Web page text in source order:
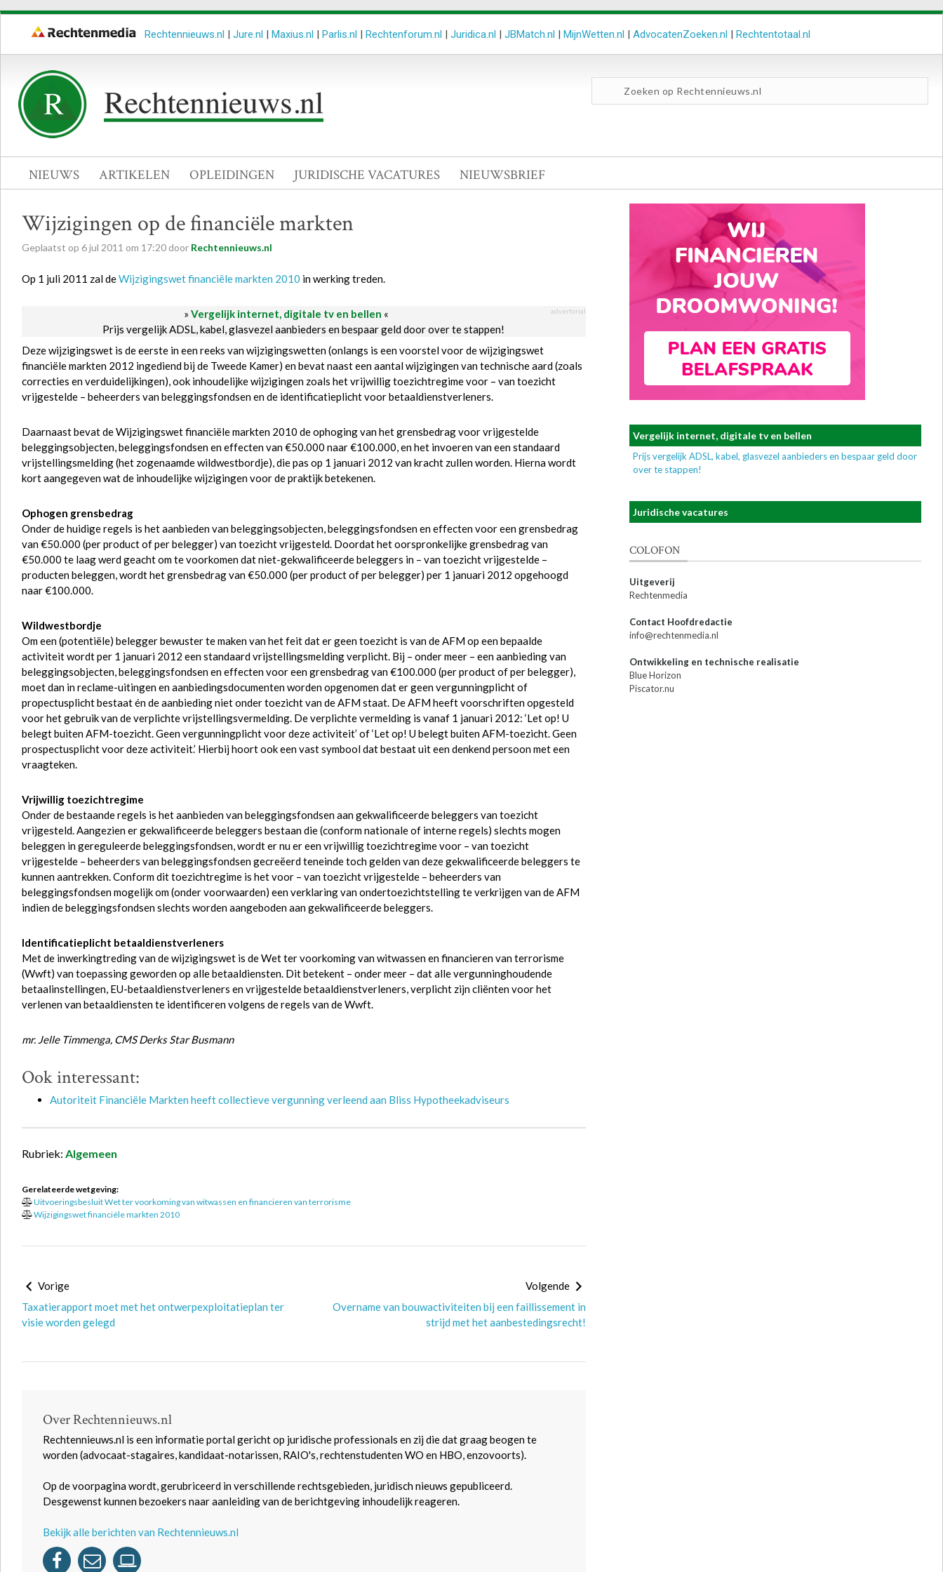
Rechtennieuws.nl | Jure.nl | Maxius.nl | Parlis.nl | Rechtenforum.nl | Juridica.nl | JBMatch.nl | MijnWetten.nl | AdvocatenZoeken.nl | Rechtentotaal.nl
NIEUWS ARTIKELEN OPLEIDINGEN JURIDISCHE VACATURES NIEUWSBRIEF
Wijzigingen op de financiële markten
Geplaatst op 6jul 2011 om 17:20 door Rechtennieuws.nl
Op 1 juli 2011 zal deWijzigingswet financiële markten 2010 in werking treden.
» Vergelijk internet, digitale tv en bellen « advertorial
Prijs vergelijk ADSL, kabel, glasvezel aanbieders en bespaar geld door over te stappen!
Deze wijzigingswet is de eerste in een reeks van wijzigingswetten (onlangs is een voorstel voor de wijzigingswet
financiële markten 2012 ingediend bij de Tweede Kamer) en bevat naast een aantal wijzigingen van technische aard (zoals
correcties en verduidelijkingen), ook inhoudelijke wijzigingen zoals het vrijwillig toezichtregime voor – van toezicht
vrijgestelde – beheerders van beleggingsfondsen en de identificatieplicht voor betaaldienstverleners.
Daarnaast bevat de Wijzigingswet financiële markten 2010 de ophoging van het grensbedrag voor vrijgestelde
beleggingsobjecten, beleggingsfondsen en effecten van €50.000 naar €100.000, en het invoeren van een standaard
vrijstellingsmelding (het zogenaamde wildwestbordje), die pas op 1 januari 2012 van kracht zullen worden. Hierna wordt
kort aangegeven wat de inhoudelijke wijzigingen voor de praktijk betekenen.
Ophogen grensbedrag
Onder de huidige regels is het aanbieden van beleggingsobjecten, beleggingsfondsen en effecten voor een grensbedrag
van €50.000 (per product of per belegger) van toezicht vrijgesteld. Doordat het oorspronkelijke grensbedrag van
€50.000 te laag werd geacht om te voorkomen dat niet-gekwalificeerde beleggers in – van toezicht vrijgestelde –
producten beleggen, wordt het grensbedrag van €50.000 (per product of per belegger) per 1 januari 2012 opgehoogd
naar €100.000.
Wildwestbordje
Om een (potentiële) belegger bewuster te maken van het feit dat er geen toezicht is van de AFM op een bepaalde
activiteit wordt per 1 januari 2012 een standaard vrijstellingsmelding verplicht. Bij – onder meer – een aanbieding van
beleggingsobjecten, beleggingsfondsen en effecten voor een grensbedrag van €100.000 (per product of per belegger),
moet dan in reclame-uitingen en aanbiedingsdocumenten worden opgenomen dat er geen vergunningplicht of
propectusplicht bestaat én de aanbieding niet onder toezicht van de AFM staat. De AFM heeft voorschriften opgesteld
voor het gebruik van de verplichte vrijstellingsvermelding. De verplichte vermelding is vanaf 1 januari 2012: ‘Let op! U
belegt buiten AFM-toezicht. Geen vergunningplicht voor deze activiteit’ of ‘Let op! U belegt buiten AFM-toezicht. Geen
prospectusplicht voor deze activiteit.’ Hierbij hoort ook een vast symbool dat bestaat uit een denkend persoon met een
vraagteken.
Vrijwillig toezichtregime
Onder de bestaande regels is het aanbieden van beleggingsfondsen aan gekwalificeerde beleggers van toezicht
vrijgesteld. Aangezien er gekwalificeerde beleggers bestaan die (conform nationale of interne regels) slechts mogen
beleggen in gereguleerde beleggingsfondsen, wordt er nu er een vrijwillig toezichtregime voor – van toezicht
vrijgestelde – beheerders van beleggingsfondsen gecreëerd teneinde toch gelden van deze gekwalificeerde beleggers te
kunnen aantrekken. Conform dit toezichtregime is het voor – van toezicht vrijgestelde – beheerders van
beleggingsfondsen mogelijk om (onder voorwaarden) een verklaring van ondertoezichtstelling te verkrijgen van de AFM
indien de beleggingsfondsen slechts worden aangeboden aan gekwalificeerde beleggers.
Identificatieplicht betaaldienstverleners
Met de inwerkingtreding van de wijzigingswet is de Wet ter voorkoming van witwassen en financieren van terrorisme
(Wwft) van toepassing geworden op alle betaaldiensten. Dit betekent – onder meer – dat alle vergunninghoudende
betaalinstellingen, EU-betaaldienstverleners en vrijgestelde betaaldienstverleners, verplicht zijn cliënten voor het
verlenen van betaaldiensten te identificeren volgens de regels van de Wwft.
mr. Jelle Timmenga, CMS Derks Star Busmann
Ook interessant:
Autoriteit Financiële Markten heeft collectieve vergunning verleend aan Bliss Hypotheekadviseurs
Rubriek: Algemeen
Gerelateerde wetgeving:
Uitvoeringsbesluit Wet ter voorkoming van witwassen en financieren van terrorisme
Wijzigingswet financiële markten 2010
Vorige
Taxatierapport moet met het ontwerpexploitatieplan ter
visie worden gelegd
Volgende
Overname van bouwactiviteiten bij een faillissement in
strijd met het aanbestedingsrecht!
Over Rechtennieuws.nl
Rechtennieuws.nl is een informatie portal gericht op juridische professionals en zij die dat graag beogen te
worden (advocaat-stagaires, kandidaat-notarissen, RAIO's, rechtenstudenten WO en HBO, enzovoorts).
Op de voorpagina wordt, gerubriceerd in verschillende rechtsgebieden, juridisch nieuws gepubliceerd.
Desgewenst kunnen bezoekers naar aanleiding van de berichtgeving inhoudelijk reageren.
Bekijk alle berichten van Rechtennieuws.nl
Vergelijk internet, digitale tv en bellen
Prijs vergelijk ADSL, kabel, glasvezel aanbieders en bespaar geld door
over te stappen!
Juridische vacatures
COLOFON
Uitgeverij
Rechtenmedia
Contact Hoofdredactie
info@rechtenmedia.nl
Ontwikkeling en technische realisatie
Blue Horizon
Piscator.nu